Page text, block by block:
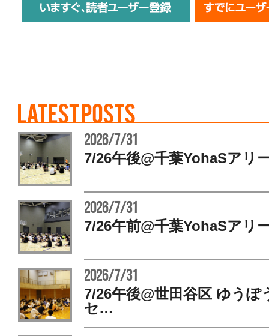
2026/7/31
7/26午後@千葉YohaSア
2026/7/31
7/26午前@千葉YohaSア
2026/7/31
7/26午後@世田谷区 ゆうぽ
セ…